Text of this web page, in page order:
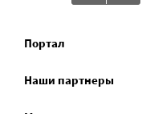
Портал
Наши партнеры